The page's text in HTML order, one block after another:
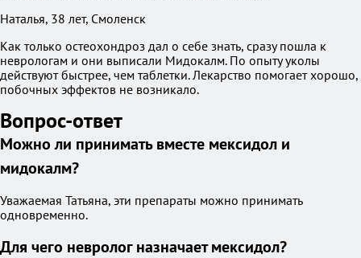
Наталья, 38 лет, Смоленск
Как только остеохондроз дал о себе знать, сразу пошла к
неврологам и они выписали Мидокалм. По опыту уколы
действуют быстрее, чем таблетки. Лекарство помогает хорошо,
побочных эффектов не возникало.
Вопрос-ответ
Можно ли принимать вместе мексидол и
мидокалм?
Уважаемая Татьяна, эти препараты можно принимать
одновременно.
Для чего невролог назначает мексидол?